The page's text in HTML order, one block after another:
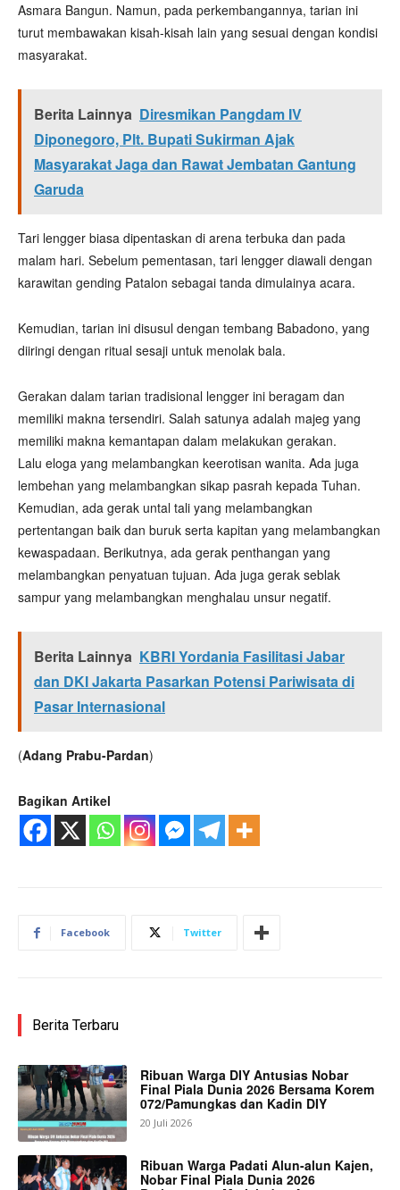
Asmara Bangun. Namun, pada perkembangannya, tarian ini
turut membawakan kisah-kisah lain yang sesuai dengan kondisi
masyarakat.
Berita Lainnya Diresmikan Pangdam IV
Diponegoro, Plt. Bupati Sukirman Ajak
Masyarakat Jaga dan Rawat Jembatan Gantung
Garuda
Tari lengger biasa dipentaskan di arena terbuka dan pada
malam hari. Sebelum pementasan, tari lengger diawali dengan
karawitan gending Patalon sebagai tanda dimulainya acara.
Kemudian, tarian ini disusul dengan tembang Babadono, yang
diiringi dengan ritual sesaji untuk menolak bala.
Gerakan dalam tarian tradisional lengger ini beragam dan
memiliki makna tersendiri. Salah satunya adalah majeg yang
memiliki makna kemantapan dalam melakukan gerakan.
Lalu eloga yang melambangkan keerotisan wanita. Ada juga
lembehan yang melambangkan sikap pasrah kepada Tuhan.
Kemudian, ada gerak untal tali yang melambangkan
pertentangan baik dan buruk serta kapitan yang melambangkan
kewaspadaan. Berikutnya, ada gerak penthangan yang
melambangkan penyatuan tujuan. Ada juga gerak seblak
sampur yang melambangkan menghalau unsur negatif.
Berita Lainnya KBRI Yordania Fasilitasi Jabar
dan DKI Jakarta Pasarkan Potensi Pariwisata di
Pasar Internasional
(Adang Prabu-Pardan)
Bagikan Artikel
Facebook Twitter
Berita Terbaru
Ribuan Warga DIY Antusias Nobar
Final Piala Dunia 2026 Bersama Korem
072/Pamungkas dan Kadin DIY
20 Juli 2026
Ribuan Warga Padati Alun-alun Kajen,
Nobar Final Piala Dunia 2026